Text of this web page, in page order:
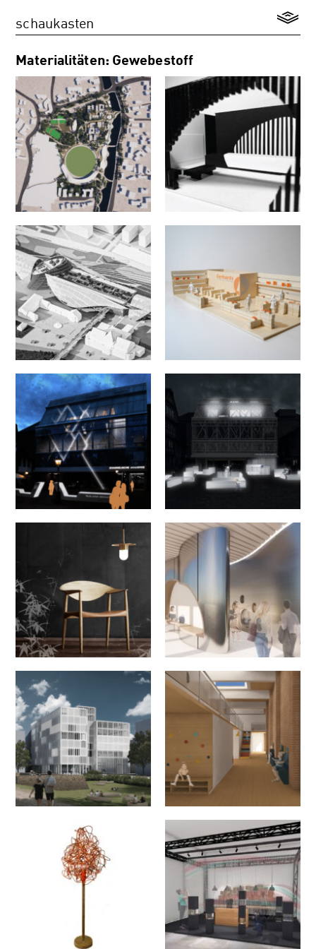
schaukasten
Materialitäten: Gewebestoff